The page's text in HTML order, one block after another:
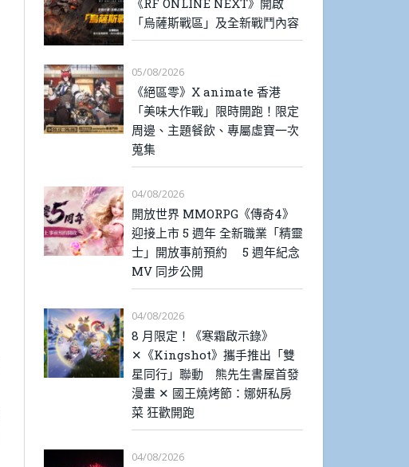
「烏薩斯戰區」及全新戰鬥內容
05/08/2026
《絕區零》X animate 香港
「美味大作戰」限時開跑！限定
周邊、主題餐飲、專屬虛寶一次
蒐集
04/08/2026
開放世界 MMORPG《傳奇4》
迎接上市 5 週年 全新職業「精靈
士」開放事前預約 5 週年紀念
MV 同步公開
04/08/2026
8 月限定！《寒霜啟示錄》
✕《Kingshot》攜手推出「雙
星同行」聯動 熊先生書屋首發
漫畫 ✕ 國王燒烤節：娜妍私房
菜 狂歡開跑
04/08/2026